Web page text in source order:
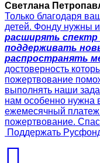
Светлана
Только благодаря
детей. Фонду нужны
расширять спектр
поддерживать
распространять
достоверность
пожертвование
выполнять наши
нам особенно нужна
ежемесячный
пожертвование.
Поддержать